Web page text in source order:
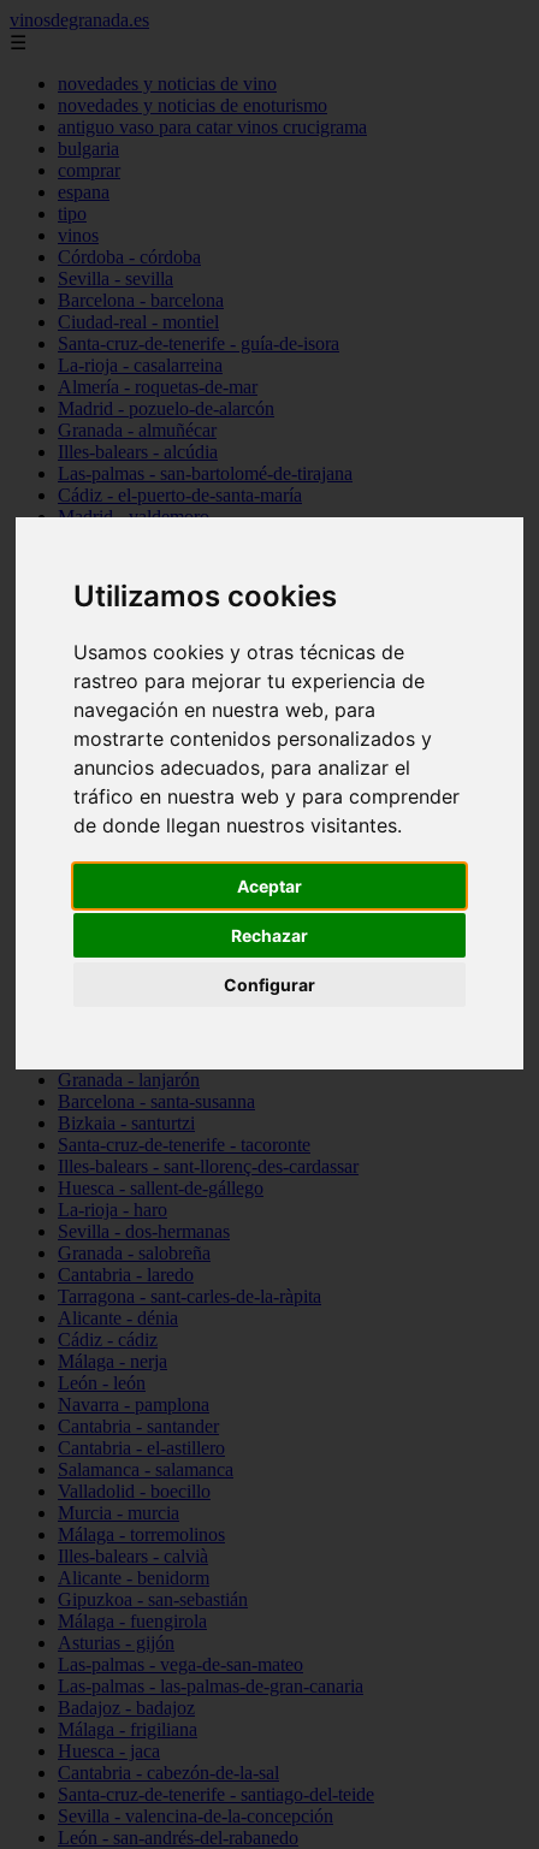
Utilizamos cookies
Usamos cookies y otras técnicas de
rastreo para mejorar tu experiencia de
navegación en nuestra web, para
mostrarte contenidos personalizados y
anuncios adecuados, para analizar el
tráfico en nuestra web y para comprender
de donde llegan nuestros visitantes.
Aceptar
Rechazar
Configurar
vinosdegranada.es
☰
novedades y noticias de vino
novedades y noticias de enoturismo
antiguo vaso para catar vinos crucigrama
bulgaria
comprar
espana
tipo
vinos
Córdoba - córdoba
Sevilla - sevilla
Barcelona - barcelona
Ciudad-real - montiel
Santa-cruz-de-tenerife - guía-de-isora
La-rioja - casalarreina
Almería - roquetas-de-mar
Madrid - pozuelo-de-alarcón
Granada - almuñécar
Illes-balears - alcúdia
Las-palmas - san-bartolomé-de-tirajana
Cádiz - el-puerto-de-santa-maría
Madrid - valdemoro
Cantabria - suances
Sevilla - bormujos
Málaga - júzcar
Huesca - alquézar
Huesca - castejón-de-sos
Lleida - alt-àneu
Córdoba - almedinilla
Navarra - zangoza
Cantabria - arenas-de-iguña
Barcelona - la-pobla-de-lillet
Murcia - cartagena
Madrid - nuevo-baztán
Granada - lanjarón
Barcelona - santa-susanna
Bizkaia - santurtzi
Santa-cruz-de-tenerife - tacoronte
Illes-balears - sant-llorenç-des-cardassar
Huesca - sallent-de-gállego
La-rioja - haro
Sevilla - dos-hermanas
Granada - salobreña
Cantabria - laredo
Tarragona - sant-carles-de-la-ràpita
Alicante - dénia
Cádiz - cádiz
Málaga - nerja
León - león
Navarra - pamplona
Cantabria - santander
Cantabria - el-astillero
Salamanca - salamanca
Valladolid - boecillo
Murcia - murcia
Málaga - torremolinos
Illes-balears - calvià
Alicante - benidorm
Gipuzkoa - san-sebastián
Málaga - fuengirola
Asturias - gijón
Las-palmas - vega-de-san-mateo
Las-palmas - las-palmas-de-gran-canaria
Badajoz - badajoz
Málaga - frigiliana
Huesca - jaca
Cantabria - cabezón-de-la-sal
Santa-cruz-de-tenerife - santiago-del-teide
Sevilla - valencina-de-la-concepción
León - san-andrés-del-rabanedo